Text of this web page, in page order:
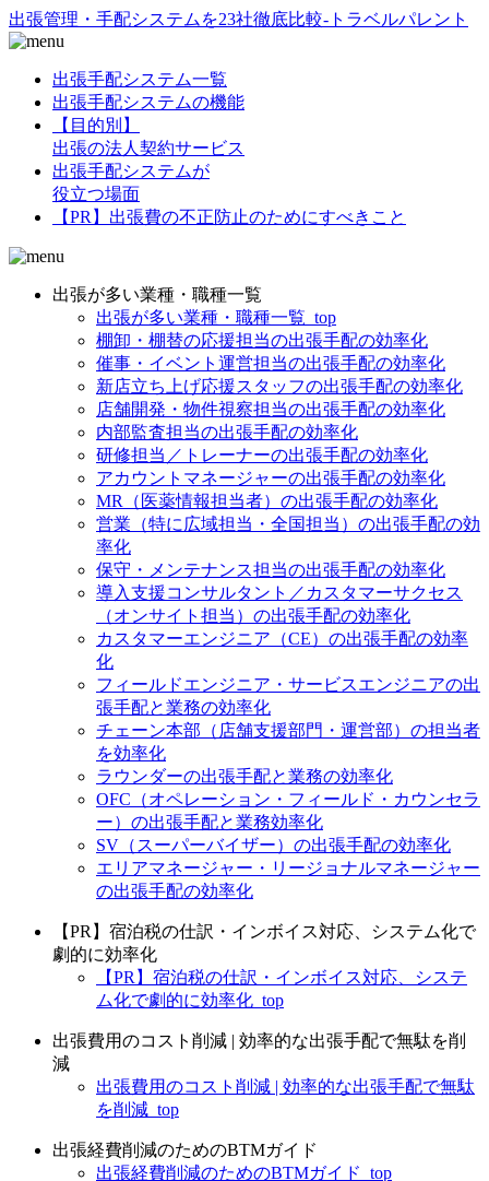
出張管理・手配システムを23社徹底比較-トラベルパレント
出張手配システム一覧
出張手配システムの機能
【目的別】
出張の法人契約サービス
出張手配システムが
役立つ場面
【PR】出張費の不正防止のためにすべきこと
出張が多い業種・職種一覧
出張が多い業種・職種一覧_top
棚卸・棚替の応援担当の出張手配の効率化
催事・イベント運営担当の出張手配の効率化
新店立ち上げ応援スタッフの出張手配の効率化
店舗開発・物件視察担当の出張手配の効率化
内部監査担当の出張手配の効率化
研修担当／トレーナーの出張手配の効率化
アカウントマネージャーの出張手配の効率化
MR（医薬情報担当者）の出張手配の効率化
営業（特に広域担当・全国担当）の出張手配の効
率化
保守・メンテナンス担当の出張手配の効率化
導入支援コンサルタント／カスタマーサクセス
（オンサイト担当）の出張手配の効率化
カスタマーエンジニア（CE）の出張手配の効率
化
フィールドエンジニア・サービスエンジニアの出
張手配と業務の効率化
チェーン本部（店舗支援部門・運営部）の担当者
を効率化
ラウンダーの出張手配と業務の効率化
OFC（オペレーション・フィールド・カウンセラ
ー）の出張手配と業務効率化
SV（スーパーバイザー）の出張手配の効率化
エリアマネージャー・リージョナルマネージャー
の出張手配の効率化
【PR】宿泊税の仕訳・インボイス対応、システム化で
劇的に効率化
【PR】宿泊税の仕訳・インボイス対応、システ
ム化で劇的に効率化_top
出張費用のコスト削減 | 効率的な出張手配で無駄を削
減
出張費用のコスト削減 | 効率的な出張手配で無駄
を削減_top
出張経費削減のためのBTMガイド
出張経費削減のためのBTMガイド_top